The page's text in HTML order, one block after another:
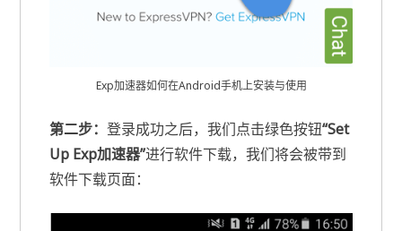
Exp加速器如何在Android手机上安装与使用
第二步：登录成功之后，我们点击绿色按钮“Set
Up Exp加速器”进行软件下载，我们将会被带到
软件下载页面：